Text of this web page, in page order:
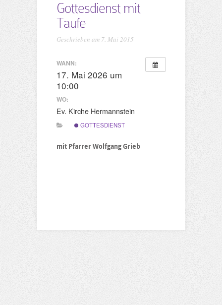
Gottesdienst mit
Taufe
Geschrieben am 7. Mai 2015
WANN:
17. Mai 2026 um
10:00
WO:
Ev. Kirche Hermannstein
GOTTESDIENST
mit Pfarrer Wolfgang Grieb